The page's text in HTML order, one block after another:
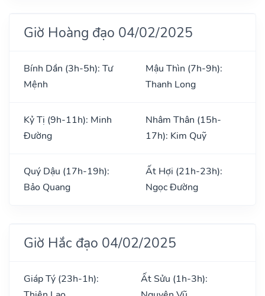
Giờ Hoàng đạo 04/02/2025
Bính Dần (3h-5h): Tư
Mệnh
Mậu Thìn (7h-9h):
Thanh Long
Kỷ Tị (9h-11h): Minh
Đường
Nhâm Thân (15h-
17h): Kim Quỹ
Quý Dậu (17h-19h):
Bảo Quang
Ất Hợi (21h-23h):
Ngọc Đường
Giờ Hắc đạo 04/02/2025
Giáp Tý (23h-1h):
Ất Sửu (1h-3h):